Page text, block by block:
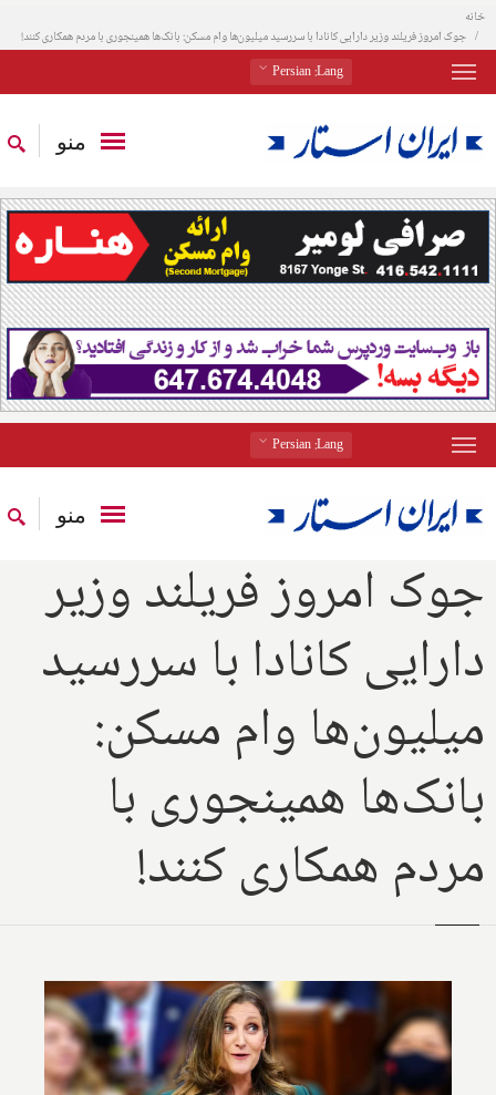
خانه
جوک امروز فریلند وزیر دارایی کانادا با سررسید میلیون‌ها وام مسکن: بانک‌ها همینجوری با مردم همکاری کنند!
Lang
: Persian
منو
Lang
: Persian
منو
جوک امروز فریلند وزیر
دارایی کانادا با سررسید
میلیون‌ها وام مسکن:
بانک‌ها همینجوری با
مردم همکاری کنند!